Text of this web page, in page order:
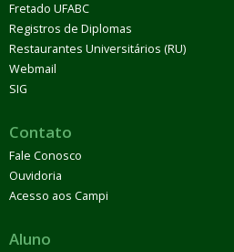
Fretado UFABC
Registros de Diplomas
Restaurantes Universitários (RU)
Webmail
SIG
Contato
Fale Conosco
Ouvidoria
Acesso aos Campi
Aluno